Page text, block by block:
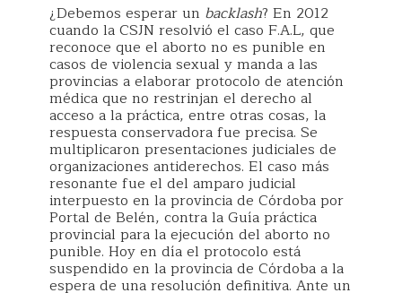
¿Debemos esperar un backlash? En 2012
cuando la CSJN resolvió el caso F.A.L, que
reconoce que el aborto no es punible en
casos de violencia sexual y manda a las
provincias a elaborar protocolo de atención
médica que no restrinjan el derecho al
acceso a la práctica, entre otras cosas, la
respuesta conservadora fue precisa. Se
multiplicaron presentaciones judiciales de
organizaciones antiderechos. El caso más
resonante fue el del amparo judicial
interpuesto en la provincia de Córdoba por
Portal de Belén, contra la Guía práctica
provincial para la ejecución del aborto no
punible. Hoy en día el protocolo está
suspendido en la provincia de Córdoba a la
espera de una resolución definitiva. Ante un